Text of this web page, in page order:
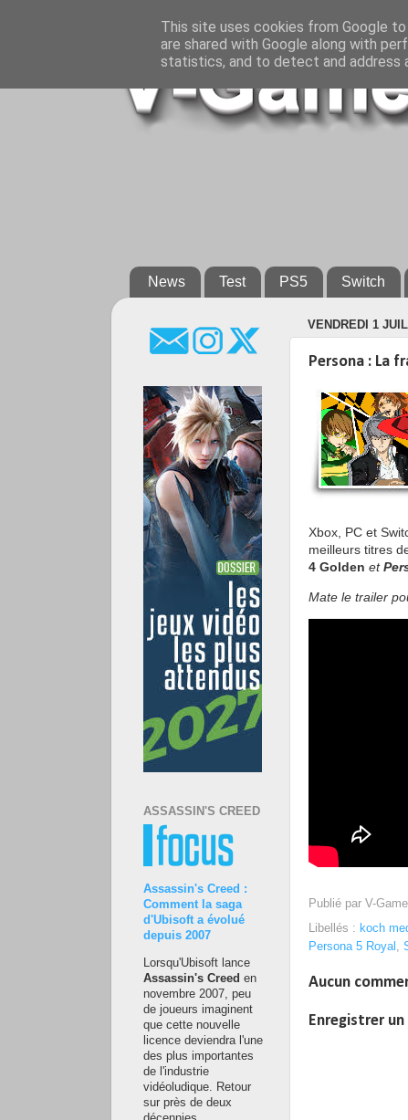
News Test PS5 Switch
VENDREDI 1
Persona : La
Xbox, PC et
meilleurs titres
4 Golden et
Mate le trailer
Publié par V-
Libellés : koch
Persona 5 Royal ,
Aucun
Enregistrer
ASSASSIN'S CREED
Assassin's Creed :
Comment la saga
d'Ubisoft a évolué
depuis 2007
Lorsqu'Ubisoft lance
Assassin's Creed en
novembre 2007, peu
de joueurs imaginent
que cette nouvelle
licence deviendra l'une
des plus importantes
de l'industrie
vidéoludique. Retour
sur près de deux
This site uses cookies from Google
are shared with Google along with
statistics, and to detect and address